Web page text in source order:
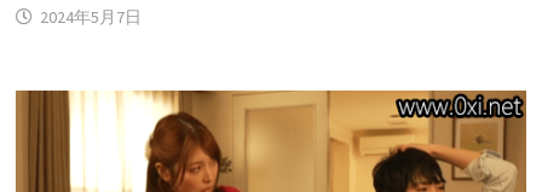
2024年5月7日